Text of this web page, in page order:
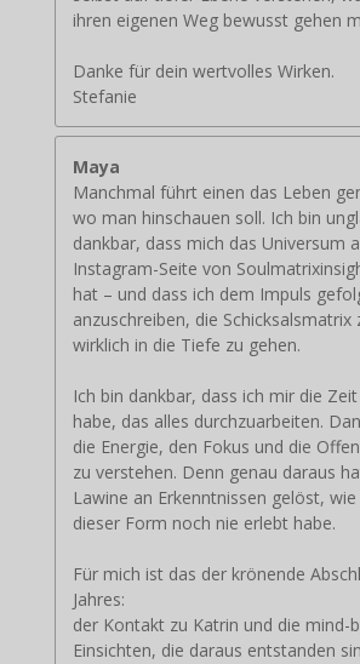
ihren eigenen Weg bewusst gehen
Danke für dein wertvolles Wirken.
Stefanie
Maya
Manchmal führt einen das Leben
wo man hinschauen soll. Ich bin
dankbar, dass mich das Universum
Instagram-Seite von
hat – und dass ich dem Impuls
anzuschreiben, die Schicksalsmatrix
wirklich in die Tiefe zu gehen.
Ich bin dankbar, dass ich mir die
habe, das alles durchzuarbeiten.
die Energie, den Fokus und die
zu verstehen. Denn genau daraus
Lawine an Erkenntnissen gelöst, wie
dieser Form noch nie erlebt habe.
Für mich ist das der krönende
Jahres:
der Kontakt zu Katrin und die mind-
Einsichten, die daraus entstanden